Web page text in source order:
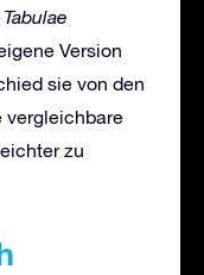
Tabulae
Version
sie von den
vergleichbare
zu